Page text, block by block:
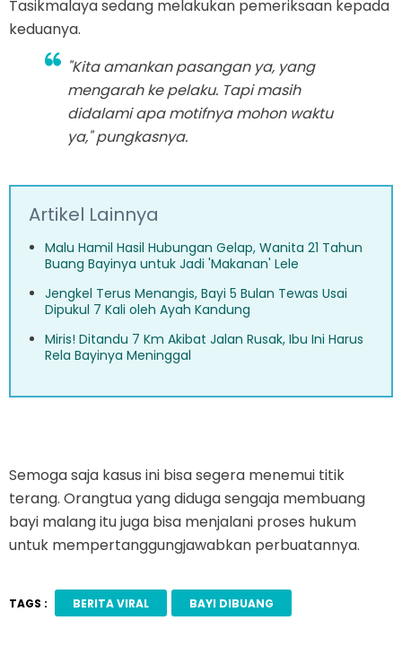
Tasikmalaya sedang melakukan pemeriksaan kepada
keduanya.
"Kita amankan pasangan ya, yang
mengarah ke pelaku. Tapi masih
didalami apa motifnya mohon waktu
ya," pungkasnya.
Artikel Lainnya
Malu Hamil Hasil Hubungan Gelap, Wanita 21 Tahun
Buang Bayinya untuk Jadi 'Makanan' Lele
Jengkel Terus Menangis, Bayi 5 Bulan Tewas Usai
Dipukul 7 Kali oleh Ayah Kandung
Miris! Ditandu 7 Km Akibat Jalan Rusak, Ibu Ini Harus
Rela Bayinya Meninggal
Semoga saja kasus ini bisa segera menemui titik
terang. Orangtua yang diduga sengaja membuang
bayi malang itu juga bisa menjalani proses hukum
untuk mempertanggungjawabkan perbuatannya.
TAGS : BERITA VIRAL BAYI DIBUANG